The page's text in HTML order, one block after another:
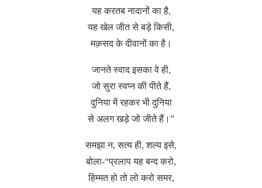
यह करतब नादानों का है,
यह खेल जीत से बड़े किसी,
मक़सद के दीवानों का है।
जानते स्वाद इसका वे ही,
जो सुरा स्वप्न की पीते हैं,
दुनिया में रहकर भी दुनिया
से अलग खड़े जो जीते हैं।”
समझा न, सत्य ही, शल्य इसे,
बोला-“प्रलाप यह बन्द करो,
हिम्मत हो तो लो करो समर,